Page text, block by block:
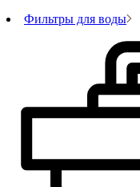
Фильтры для воды